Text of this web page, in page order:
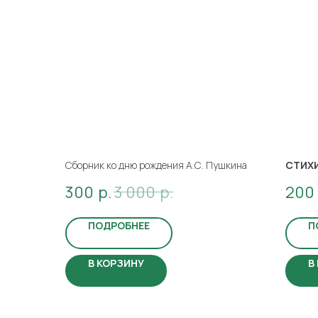
Сборник ко дню рождения А.С. Пушкина
300 р.3 000 р.
ПОДРОБНЕЕ
В КОРЗИНУ
100
200
В